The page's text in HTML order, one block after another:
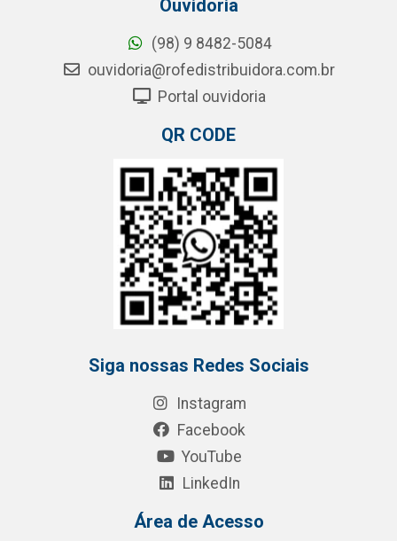
Ouvidoria
(98) 9 8482-5084
ouvidoria@rofedistribuidora.com.br
Portal ouvidoria
QR CODE
Siga nossas Redes Sociais
Instagram
Facebook
YouTube
LinkedIn
Área de Acesso